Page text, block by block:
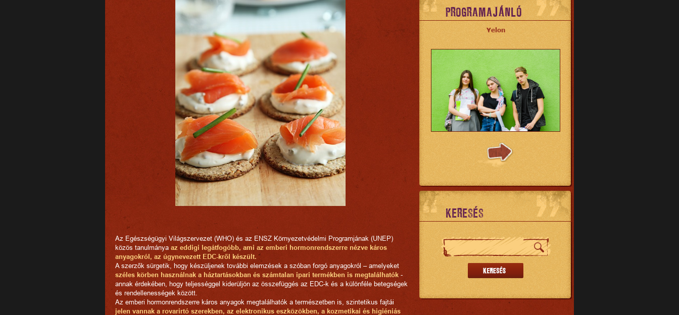
Az Egészségügyi Világszervezet (WHO) és az ENSZ Környezetvédelmi Programjának (UNEP)
közös tanulmánya az eddigi legátfogóbb, ami az emberi hormonrendszerre nézve káros
anyagokról, az úgynevezett EDC-kről készült.
A szerzők sürgetik, hogy készüljenek további elemzések a szóban forgó anyagokról – amelyeket
széles körben használnak a háztartásokban és számtalan ipari termékben is megtalálhatók -
annak érdekében, hogy teljességgel kiderüljön az összefüggés az EDC-k és a különféle betegségek
és rendellenességek között.
Az emberi hormonrendszerre káros anyagok megtalálhatók a természetben is, szintetikus fajtái
jelen vannak a rovarirtó szerekben, az elektronikus eszközökben, a kozmetikai és higiéniás
PROGRAMAJÁNLÓ
Yelon
KERESÉS